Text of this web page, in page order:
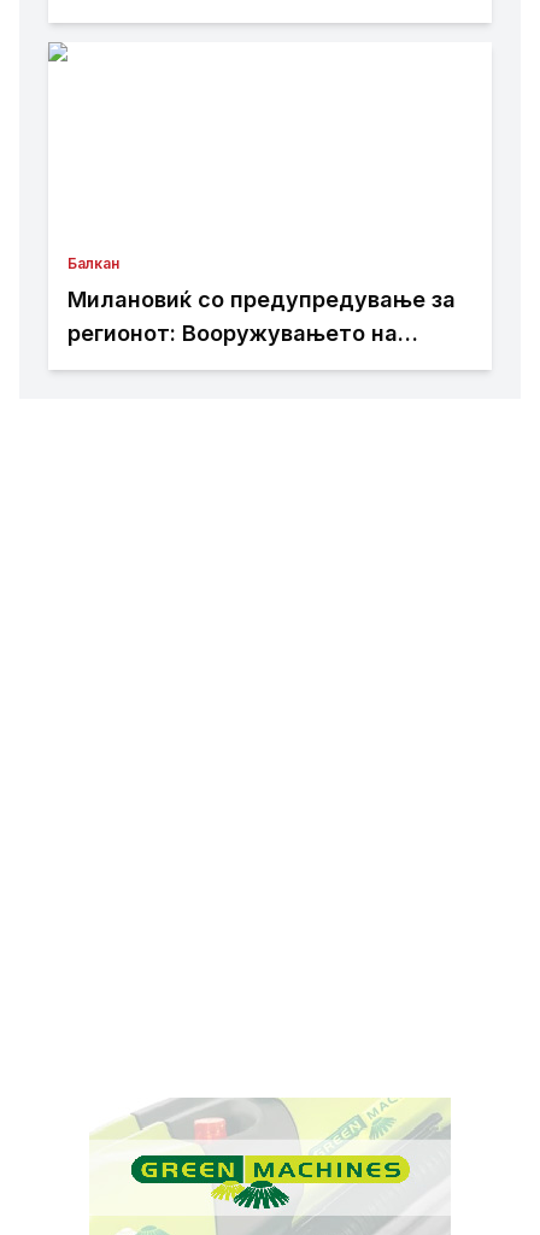
страница на Општина Пустец да
Балкан
Милановиќ со предупредување за
регионот: Вооружувањето на
Србија бара внимание